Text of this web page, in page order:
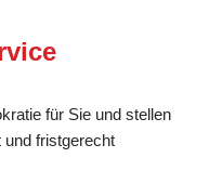
für Sie und stellen
fristgerecht